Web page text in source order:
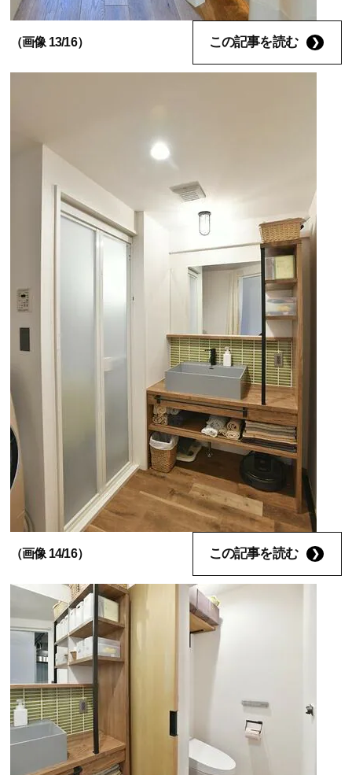
（画像 13/16） この記事を読む
（画像 14/16） この記事を読む